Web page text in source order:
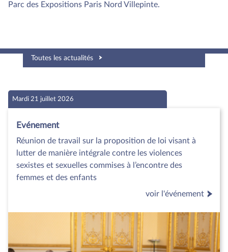
Parc des Expositions Paris Nord Villepinte.
Toutes les actualités
Mardi 21 juillet 2026
Evénement
Réunion de travail sur la proposition de loi visant à
lutter de manière intégrale contre les violences
sexistes et sexuelles commises à l’encontre des
femmes et des enfants
voir l'événement